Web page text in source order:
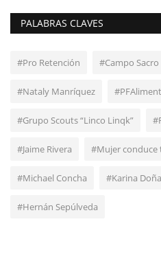
PALABRAS CLAVES
#Pro Retención #Campo Sacro
#Nataly Manríquez
#Grupo Scouts “Linco Linqk”
#Jaime Rivera #Mujer
#Michael Concha #Karina Doña
#Hernán Sepúlveda